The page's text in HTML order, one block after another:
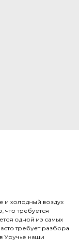
и холодный воздух
что требуется
одной из самых
требует разбора
Уручье наши